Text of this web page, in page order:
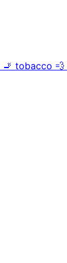
🚬 tobacco 💨